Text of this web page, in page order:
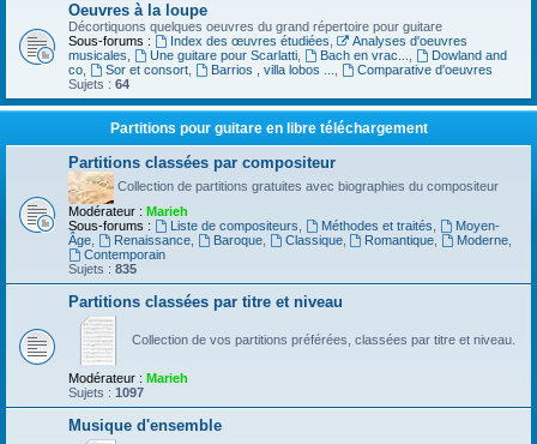
Oeuvres à la loupe
Décortiquons quelques oeuvres du grand répertoire pour guitare
Sous-forums :
Index des œuvres étudiées
Analyses d'oeuvres
musicales
Une guitare pour Scarlatti, Bach en vrac...
Dowland and
co
Sor et consort, Barrios , villa lobos ...
Comparative d'oeuvres
Sujets : 64
Partitions pour guitare en libre téléchargement
Partitions classées par compositeur
Collection de partitions gratuites avec biographies du compositeur
Modérateur : Marieh
Sous-forums :
Liste de compositeurs Méthodes et traités
Moyen-
Âge
Renaissance, Baroque, Classique, Romantique Moderne
Contemporain
Sujets : 835
Partitions classées par titre et niveau
Collection de vos partitions préférées, classées par titre et niveau.
Modérateur : Marieh
Sujets : 1097
Musique d'ensemble